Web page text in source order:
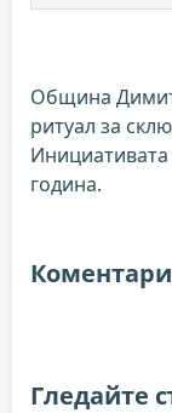
Община
ритуал за
година.
Коментари
Гледайте